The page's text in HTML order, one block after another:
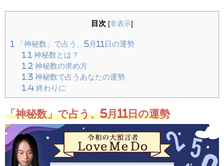
目次 [非表示]
1
「神秘数」で占う、5月11日の運勢
1.1 神秘数とは？
1.2 神秘数の求め方
1.3神秘数で占うあなたの運勢
1.4終わりに
「神秘数」で占う、5月11日の運勢